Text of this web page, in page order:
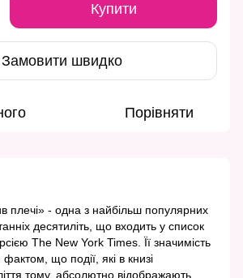
Купити
Замовити швидко
Порівняти
плечі» - одна з найбільш популярних
десятиліть, що входить у список
The New York Times. Її значимість
що події, які в книзі
тому, абсолютно відображають